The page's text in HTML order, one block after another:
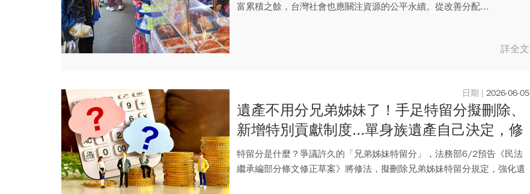
富累積之餘，台灣社會也應關注資源的公平永續。從改善分配...
詳全文
2026-06-05
遺產不用分兄弟姊妹了！手足特留分擬刪除、
新增特別貢獻制度...單身族遺產自己決定，修
法重點一次看
特留分是什麼？爭議許久的「兄弟姊妹特留分」，法務部6/2預告《民法
繼承編部分條文修正草案》將修法，擬刪除兄弟姊妹特留分規定，強化遺